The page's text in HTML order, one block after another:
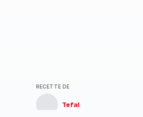
RECETTE DE
Tefal